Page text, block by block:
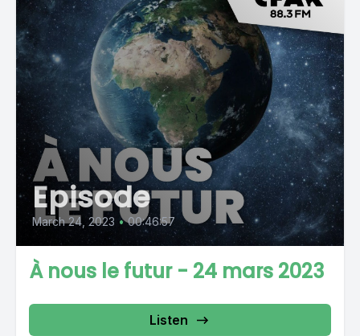
Episode
March 24, 2023 • 00:46:57
À nous le futur - 24 mars 2023
Listen